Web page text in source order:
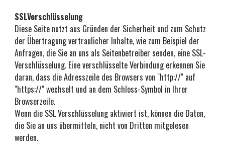
SSLVerschlüsselung
Diese Seite nutzt aus Gründen der Sicherheit und zum Schutz
der Übertragung vertraulicher Inhalte, wie zum Beispiel der
Anfragen, die Sie an uns als Seitenbetreiber senden, eine SSL-
Verschlüsselung. Eine verschlüsselte Verbindung erkennen Sie
daran, dass die Adresszeile des Browsers von "http://" auf
"https://" wechselt und an dem Schloss-Symbol in Ihrer
Browserzeile.
Wenn die SSL Verschlüsselung aktiviert ist, können die Daten,
die Sie an uns übermitteln, nicht von Dritten mitgelesen
werden.